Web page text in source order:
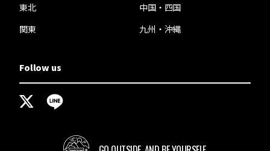
東北
関東
中国・四国
九州・沖縄
Follow us